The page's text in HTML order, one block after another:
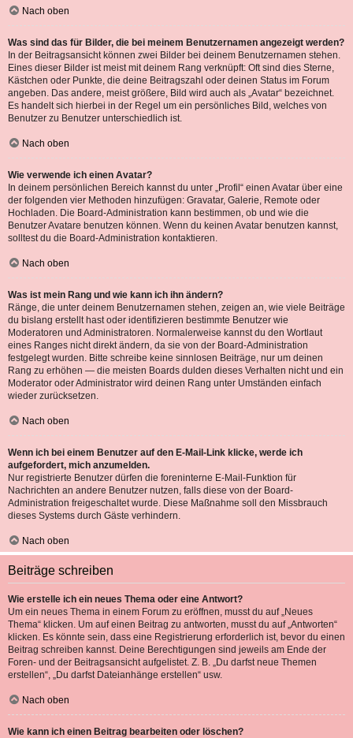
Nach oben
Was sind das für Bilder, die bei meinem Benutzernamen angezeigt werden?
In der Beitragsansicht können zwei Bilder bei deinem Benutzernamen stehen.
Eines dieser Bilder ist meist mit deinem Rang verknüpft: Oft sind dies Sterne,
Kästchen oder Punkte, die deine Beitragszahl oder deinen Status im Forum
angeben. Das andere, meist größere, Bild wird auch als „Avatar“ bezeichnet.
Es handelt sich hierbei in der Regel um ein persönliches Bild, welches von
Benutzer zu Benutzer unterschiedlich ist.
Nach oben
Wie verwende ich einen Avatar?
In deinem persönlichen Bereich kannst du unter „Profil“ einen Avatar über eine
der folgenden vier Methoden hinzufügen: Gravatar, Galerie, Remote oder
Hochladen. Die Board-Administration kann bestimmen, ob und wie die
Benutzer Avatare benutzen können. Wenn du keinen Avatar benutzen kannst,
solltest du die Board-Administration kontaktieren.
Nach oben
Was ist mein Rang und wie kann ich ihn ändern?
Ränge, die unter deinem Benutzernamen stehen, zeigen an, wie viele Beiträge
du bislang erstellt hast oder identifizieren bestimmte Benutzer wie
Moderatoren und Administratoren. Normalerweise kannst du den Wortlaut
eines Ranges nicht direkt ändern, da sie von der Board-Administration
festgelegt wurden. Bitte schreibe keine sinnlosen Beiträge, nur um deinen
Rang zu erhöhen — die meisten Boards dulden dieses Verhalten nicht und ein
Moderator oder Administrator wird deinen Rang unter Umständen einfach
wieder zurücksetzen.
Nach oben
Wenn ich bei einem Benutzer auf den E-Mail-Link klicke, werde ich
aufgefordert, mich anzumelden.
Nur registrierte Benutzer dürfen die foreninterne E-Mail-Funktion für
Nachrichten an andere Benutzer nutzen, falls diese von der Board-
Administration freigeschaltet wurde. Diese Maßnahme soll den Missbrauch
dieses Systems durch Gäste verhindern.
Nach oben
Beiträge schreiben
Wie erstelle ich ein neues Thema oder eine Antwort?
Um ein neues Thema in einem Forum zu eröffnen, musst du auf „Neues
Thema“ klicken. Um auf einen Beitrag zu antworten, musst du auf „Antworten“
klicken. Es könnte sein, dass eine Registrierung erforderlich ist, bevor du einen
Beitrag schreiben kannst. Deine Berechtigungen sind jeweils am Ende der
Foren- und der Beitragsansicht aufgelistet. Z. B. „Du darfst neue Themen
erstellen“, „Du darfst Dateianhänge erstellen“ usw.
Nach oben
Wie kann ich einen Beitrag bearbeiten oder löschen?